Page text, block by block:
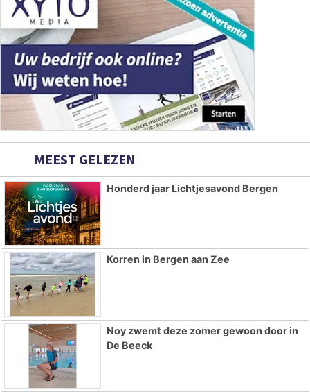
MEEST GELEZEN
Honderd jaar Lichtjesavond Bergen
Korren in Bergen aan Zee
Noy zwemt deze zomer gewoon door in
De Beeck